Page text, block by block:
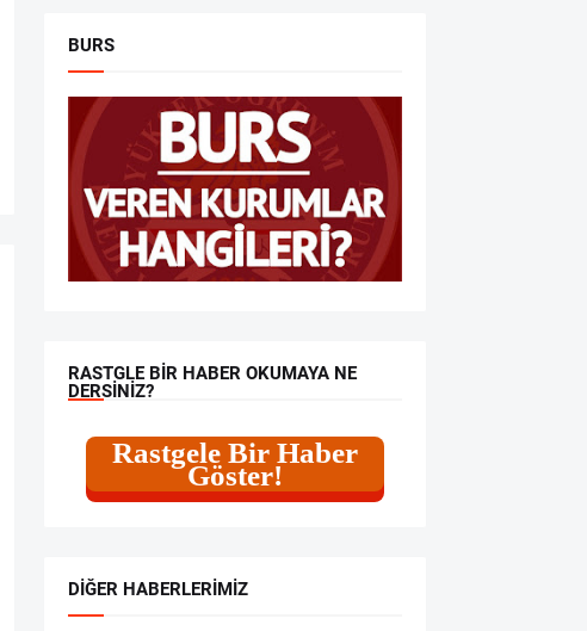
BURS
RASTGLE BIR HABER OKUMAYA NE
DERSINIZ?
Rastgele Bir Haber
Göster!
DIĞER HABERLERIMIZ